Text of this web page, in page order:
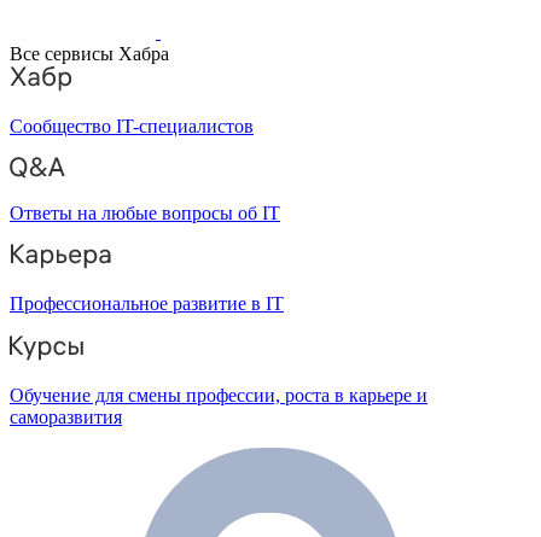
Все сервисы Хабра
Сообщество IT-специалистов
Ответы на любые вопросы об IT
Профессиональное развитие в IT
Обучение для смены профессии, роста в карьере и
саморазвития